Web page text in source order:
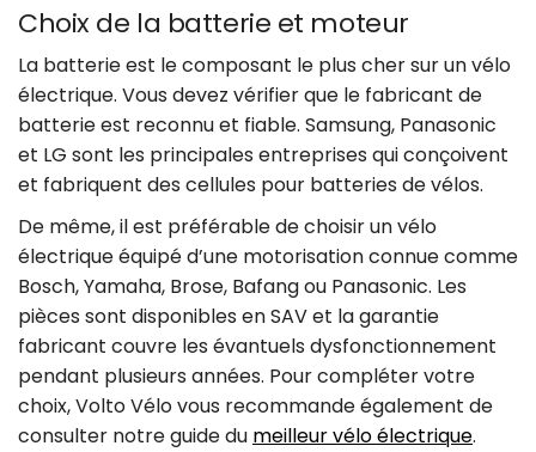
Choix de la batterie et moteur
La batterie est le composant le plus cher sur un vélo
électrique. Vous devez vérifier que le fabricant de
batterie est reconnu et fiable. Samsung, Panasonic
et LG sont les principales entreprises qui conçoivent
et fabriquent des cellules pour batteries de vélos.
De même, il est préférable de choisir un vélo
électrique équipé d’une motorisation connue comme
Bosch, Yamaha, Brose, Bafang ou Panasonic. Les
pièces sont disponibles en SAV et la garantie
fabricant couvre les évantuels dysfonctionnement
pendant plusieurs années. Pour compléter votre
choix, Volto Vélo vous recommande également de
consulter notre guide du meilleur vélo électrique.